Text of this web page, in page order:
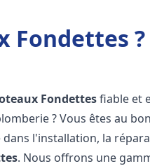
Fondettes ?
Fondettesfiable et
? Vous êtes au
l'installation, la
. Nous offrons une